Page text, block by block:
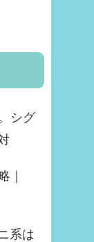
シグ
｜
系は